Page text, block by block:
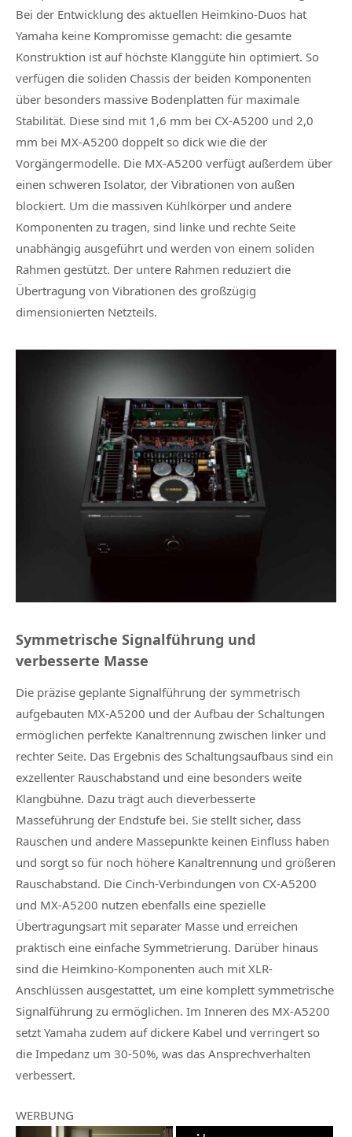
Bei der Entwicklung des aktuellen Heimkino-Duos hat
Yamaha keine Kompromisse gemacht: die gesamte
Konstruktion ist auf höchste Klanggüte hin optimiert. So
verfügen die soliden Chassis der beiden Komponenten
über besonders massive Bodenplatten für maximale
Stabilität. Diese sind mit 1,6 mm bei CX-A5200 und 2,0
mm bei MX-A5200 doppelt so dick wie die der
Vorgängermodelle. Die MX-A5200 verfügt außerdem über
einen schweren Isolator, der Vibrationen von außen
blockiert. Um die massiven Kühlkörper und andere
Komponenten zu tragen, sind linke und rechte Seite
unabhängig ausgeführt und werden von einem soliden
Rahmen gestützt. Der untere Rahmen reduziert die
Übertragung von Vibrationen des großzügig
dimensionierten Netzteils.
Symmetrische Signalführung und
verbesserte Masse
Die präzise geplante Signalführung der symmetrisch
aufgebauten MX-A5200 und der Aufbau der Schaltungen
ermöglichen perfekte Kanaltrennung zwischen linker und
rechter Seite. Das Ergebnis des Schaltungsaufbaus sind ein
exzellenter Rauschabstand und eine besonders weite
Klangbühne. Dazu trägt auch dieverbesserte
Masseführung der Endstufe bei. Sie stellt sicher, dass
Rauschen und andere Massepunkte keinen Einfluss haben
und sorgt so für noch höhere Kanaltrennung und größeren
Rauschabstand. Die Cinch-Verbindungen von CX-A5200
und MX-A5200 nutzen ebenfalls eine spezielle
Übertragungsart mit separater Masse und erreichen
praktisch eine einfache Symmetrierung. Darüber hinaus
sind die Heimkino-Komponenten auch mit XLR-
Anschlüssen ausgestattet, um eine komplett symmetrische
Signalführung zu ermöglichen. Im Inneren des MX-A5200
setzt Yamaha zudem auf dickere Kabel und verringert so
die Impedanz um 30-50%, was das Ansprechverhalten
verbessert.
WERBUNG